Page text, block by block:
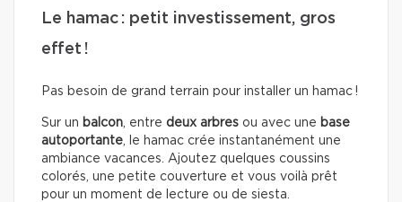
Le hamac : petit investissement, gros
effet !
Pas besoin de grand terrain pour installer un hamac !
Sur un balcon , entre deux arbres ou avec une base
autoportante , le hamac crée instantanément une
ambiance vacances. Ajoutez quelques coussins
colorés, une petite couverture et vous voilà prêt
pour un moment de lecture ou de siesta.